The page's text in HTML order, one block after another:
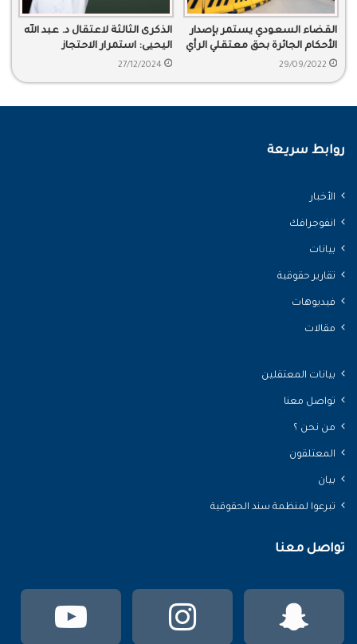
القضاء السعودي يستمر بإصدار
الأحكام الجائرة بحق معتقلي الرأي
29/09/2022
الذكرى الثالثة لاعتقال د. عبد الله
اليحيى: استمرار الاحتجاز
التعسفي دون مبررات قانونية
27/12/2024
روابط سريعة
الأخبار
انفوجرافك
بيانات
تقارير حقوقية
فيديوهات
مقالات
بيانات المعتقلين
تواصل معنا
من نحن ؟
المعتلقون
بيان
تبرعوا لمنظمة سند الحقوقية
تواصل معنا
انستقرام سناب